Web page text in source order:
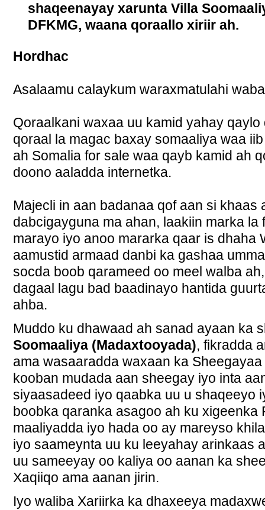
shaqeenayay xarunta Villa
DFKMG, waana qoraallo xiriir ah.
Hordhac
Asalaamu calaykum waraxmatulahi
Qoraalkani waxaa uu kamid yahay
qoraal la magac baxay somaaliya waa
ah Somalia for sale waa qayb kamid ah
doono aaladda internetka.
Majecli in aan badanaa qof aan si khaas
dabcigayguna ma ahan, laakiin marka la
marayo iyo anoo mararka qaar is dhaha
aamustid armaad danbi ka gashaa
socda boob qarameed oo meel walba
dagaal lagu bad baadinayo hantida
ahba.
Muddo ku dhawaad ah sanad ayaan ka
Soomaaliya (Madaxtooyada), fikradda
ama wasaaradda waxaan ka
kooban mudada aan sheegay iyo inta
siyaasadeed iyo qaabka uu u shaqeeyo
boobka qaranka asagoo ah ku
maaliyadda iyo hada oo ay mareyso
iyo saameynta uu ku leeyahay arinkaas
uu sameeyay oo kaliya oo aanan ka
Xaqiiqo ama aanan jirin.
Iyo waliba Xariirka ka dhaxeeya